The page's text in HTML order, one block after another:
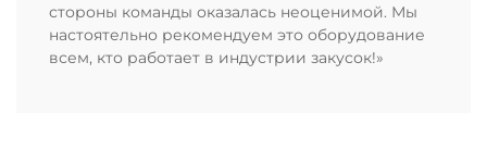
стороны команды оказалась неоценимой. Мы
настоятельно рекомендуем это оборудование
всем, кто работает в индустрии закусок!»